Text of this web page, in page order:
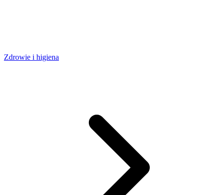
Zdrowie i higiena